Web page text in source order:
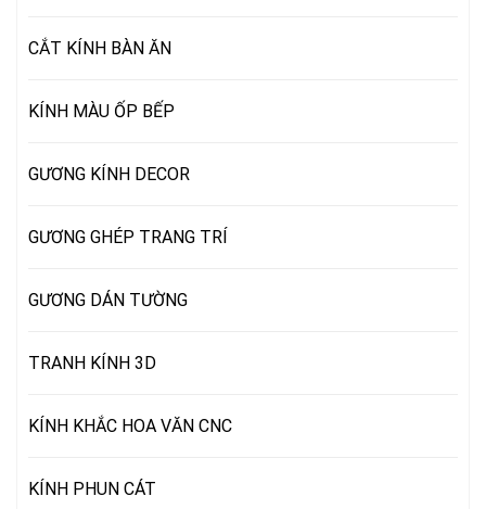
CẮT KÍNH BÀN ĂN
KÍNH MÀU ỐP BẾP
GƯƠNG KÍNH DECOR
GƯƠNG GHÉP TRANG TRÍ
GƯƠNG DÁN TƯỜNG
TRANH KÍNH 3D
KÍNH KHẮC HOA VĂN CNC
KÍNH PHUN CÁT